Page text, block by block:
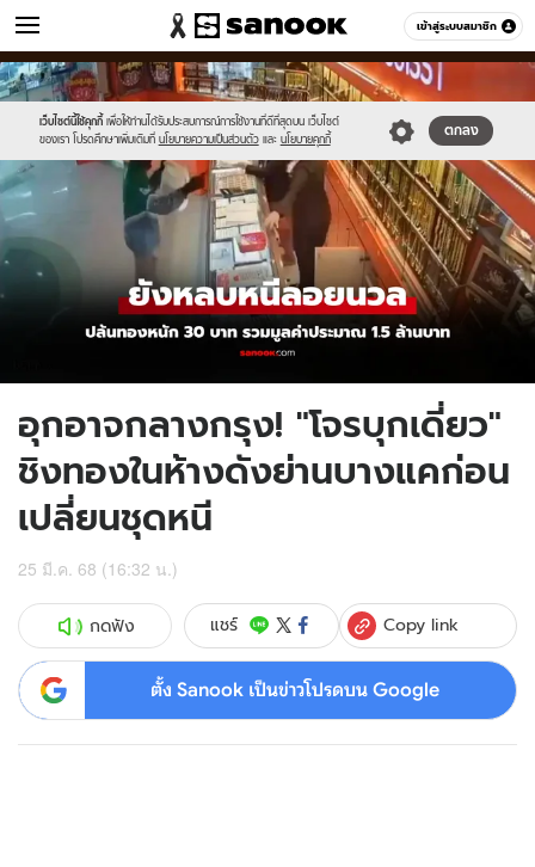
เข้าสู่ระบบสมาชิก
ข่าว หมวดอื่นๆ
เว็บไซต์นี้ใช้คุกกี้ เพื่อให้ท่านได้รับประสบการณ์การใช้งานที่ดีที่สุดบน เว็บไซต์
ของเรา โปรดศึกษาเพิ่มเติมที่ นโยบายความเป็นส่วนตัว และ นโยบายคุกกี้
ตกลง
Sanook
//s.isanook.com/sr/0/images/logo-
new-
sanook.png
600
60
//s.isanook.com/ns/0/ud/1953/9769666/goldds.jpg
อุกอาจกลางกรุง! "โจรบุกเดี่ยว"
ชิงทองในห้างดังย่านบางแคก่อน
เปลี่ยนชุดหนี
25 มี.ค. 68 (16:32 น.)
กดฟัง แชร์ Copy link
ตั้ง Sanook เป็นข่าวโปรดบน Google